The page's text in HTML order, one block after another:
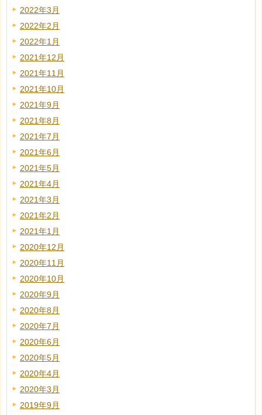
2022年3月
2022年2月
2022年1月
2021年12月
2021年11月
2021年10月
2021年9月
2021年8月
2021年7月
2021年6月
2021年5月
2021年4月
2021年3月
2021年2月
2021年1月
2020年12月
2020年11月
2020年10月
2020年9月
2020年8月
2020年7月
2020年6月
2020年5月
2020年4月
2020年3月
2019年9月